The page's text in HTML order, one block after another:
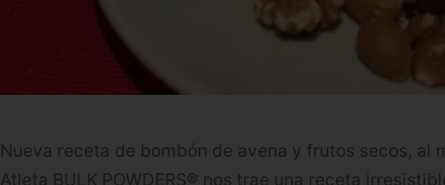
Nueva receta de bombón de avena y frutos secos, al
Atleta BULK POWDERS® nos trae una receta